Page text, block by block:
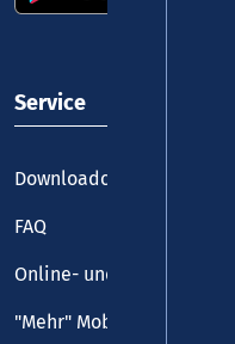
Service
Downloadcenter
FAQ
Online- und Handy-Tickets
"Mehr" Mobilität